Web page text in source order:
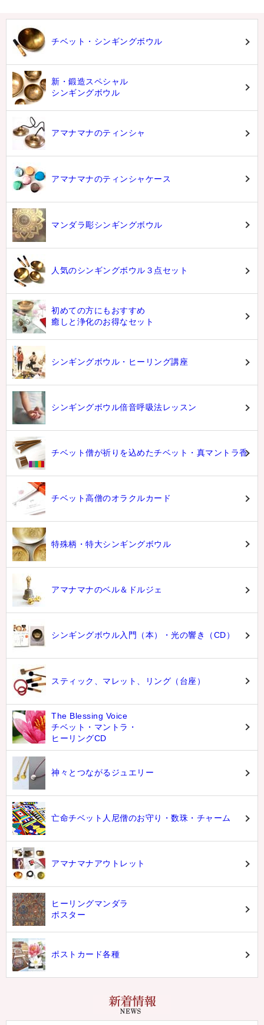
チベット・シンギングボウル
新・鍛造スペシャル
シンギングボウル
アマナマナのティンシャ
アマナマナのティンシャケース
マンダラ彫シンギングボウル
人気のシンギングボウル３点セット
初めての方にもおすすめ
癒しと浄化のお得なセット
シンギングボウル・ヒーリング講座
シンギングボウル倍音呼吸法レッスン
チベット僧が祈りを込めたチベット・真マントラ香
チベット高僧のオラクルカード
特殊柄・特大シンギングボウル
アマナマナのベル＆ドルジェ
シンギングボウル入門（本）・光の響き（CD）
スティック、マレット、リング（台座）
The Blessing Voice
チベット・マントラ・
ヒーリングCD
神々とつながるジュエリー
亡命チベット人尼僧のお守り・数珠・チャーム
アマナマナアウトレット
ヒーリングマンダラ
ポスター
ポストカード各種